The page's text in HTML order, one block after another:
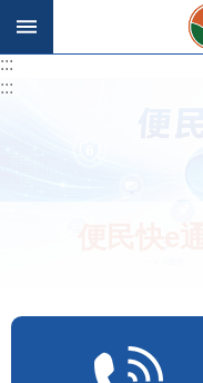
跳到主要內容區塊
:::
:::